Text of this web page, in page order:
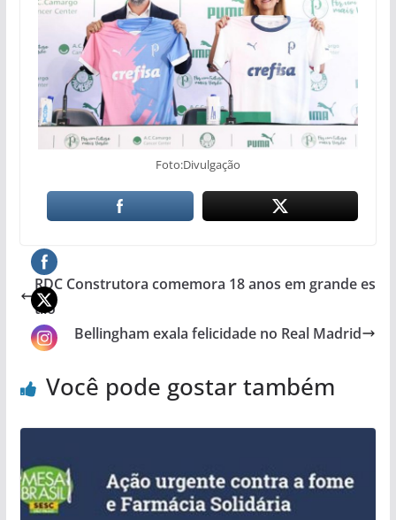
Foto:Divulgação
RDC Construtora comemora 18 anos em grande es
tilo
Bellingham exala felicidade no Real Madrid
Você pode gostar também